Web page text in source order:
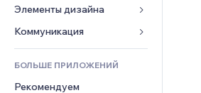
Списки сайтов
Эл. почта
Кнопки продаж
Бухгалтерский учет
Купоны и лояльность
События
Рестораны
Недвижимость
Онлайн-запись
Галерея
Музыка
Подкасты
Фотография
Видео
Элементы дизайна
Карты и навигация
Конфиденциальность и
безопасность
Часы
Формы
БОЛЬШЕ ПРИЛОЖЕНИЙ
Рекомендуем